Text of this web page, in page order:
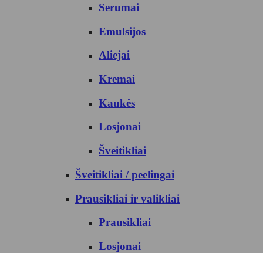
Serumai
Emulsijos
Aliejai
Kremai
Kaukės
Losjonai
Šveitikliai
Šveitikliai / peelingai
Prausikliai ir valikliai
Prausikliai
Losjonai